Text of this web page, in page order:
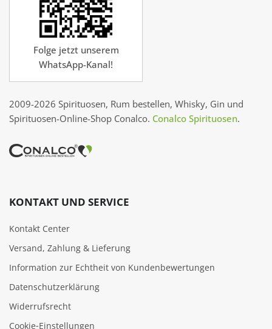
Folge jetzt unserem
WhatsApp-Kanal!
2009-2026 Spirituosen, Rum bestellen, Whisky, Gin und
Spirituosen-Online-Shop Conalco. Conalco Spirituosen.
KONTAKT UND SERVICE
Kontakt Center
Versand, Zahlung & Lieferung
Information zur Echtheit von Kundenbewertungen
Datenschutzerklärung
Widerrufsrecht
Cookie‑Einstellungen